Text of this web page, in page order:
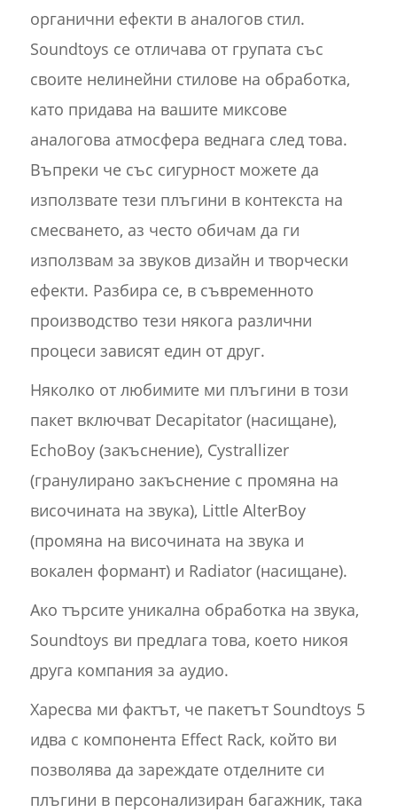
органични ефекти в аналогов стил.
Soundtoys се отличава от групата със
своите нелинейни стилове на обработка,
като придава на вашите миксове
аналогова атмосфера веднага след това.
Въпреки че със сигурност можете да
използвате тези плъгини в контекста на
смесването, аз често обичам да ги
използвам за звуков дизайн и творчески
ефекти. Разбира се, в съвременното
производство тези някога различни
процеси зависят един от друг.
Няколко от любимите ми плъгини в този
пакет включват Decapitator (насищане),
EchoBoy (закъснение), Cystrallizer
(гранулирано закъснение с промяна на
височината на звука), Little AlterBoy
(промяна на височината на звука и
вокален формант) и Radiator (насищане).
Ако търсите уникална обработка на звука,
Soundtoys ви предлага това, което никоя
друга компания за аудио.
Харесва ми фактът, че пакетът Soundtoys 5
идва с компонента Effect Rack, който ви
позволява да зареждате отделните си
плъгини в персонализиран багажник, така